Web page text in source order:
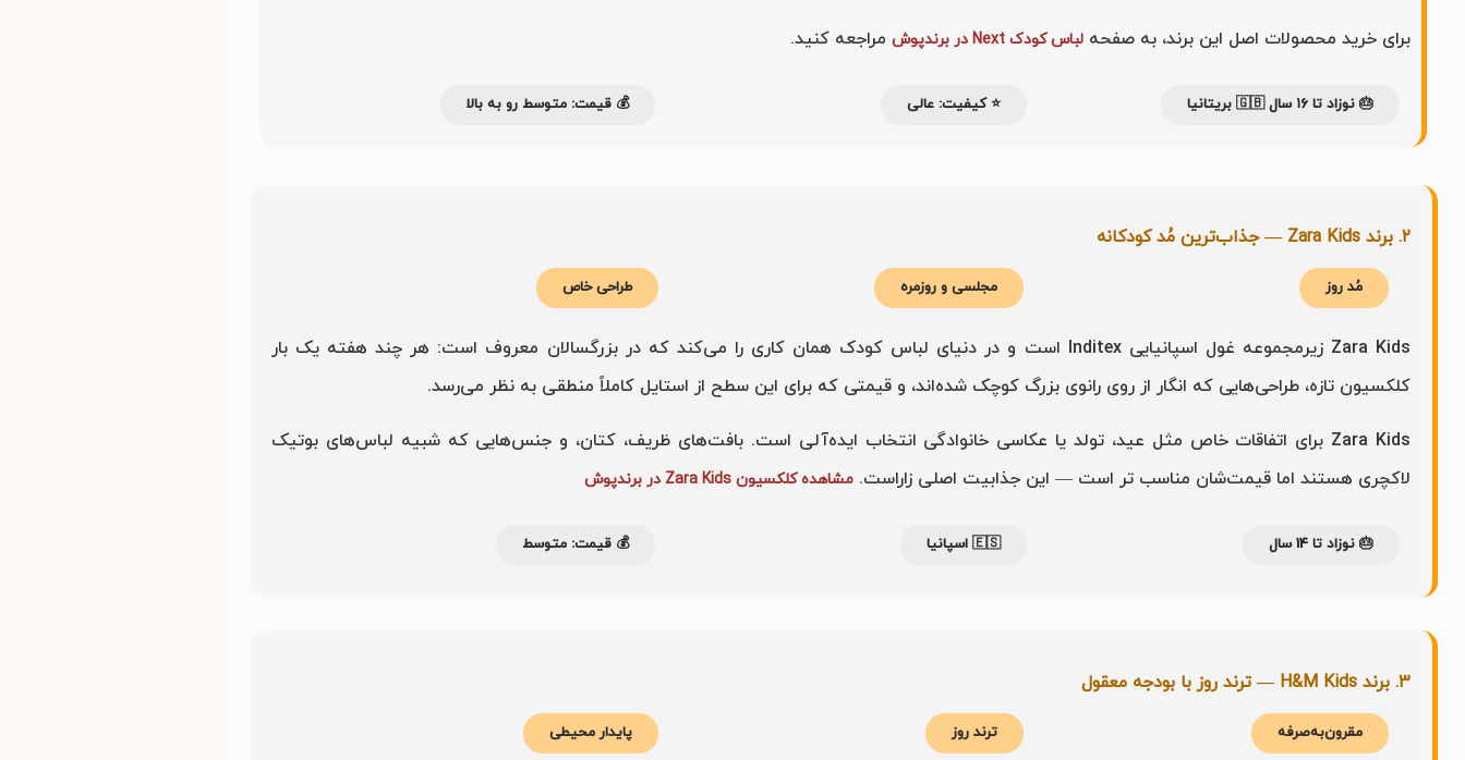
برای خرید محصولات اصل این برند، به صفحه لباس کودک Next در برندپوش مراجعه کنید.
🎂 نوزاد تا ۱۶ سال 🇬🇧 بریتانیا ⭐ کیفیت: عالی 💰 قیمت: متوسط رو به بالا
۲. برند Zara Kids — جذاب‌ترین مُد کودکانه
مُد روز مجلسی و روزمره طراحی خاص
Zara Kids زیرمجموعه غول اسپانیایی Inditex است و در دنیای لباس کودک همان کاری را می‌کند که در بزرگسالان معروف است: هر چند هفته یک بار
کلکسیون تازه، طراحی‌هایی که انگار از روی رانوی بزرگ کوچک شده‌اند، و قیمتی که برای این سطح از استایل کاملاً منطقی به نظر می‌رسد.
Zara Kids برای اتفاقات خاص مثل عید، تولد یا عکاسی خانوادگی انتخاب ایده‌آلی است. بافت‌های ظریف، کتان، و جنس‌هایی که شبیه لباس‌های بوتیک
لاکچری هستند اما قیمت‌شان مناسب تر است — این جذابیت اصلی زاراست. مشاهده کلکسیون Zara Kids در برندپوش
🎂 نوزاد تا 14 سال 🇪🇸 اسپانیا 💰 قیمت: متوسط
۳. برند H&M Kids — ترند روز با بودجه معقول
مقرون‌به‌صرفه ترند روز پایدار محیطی